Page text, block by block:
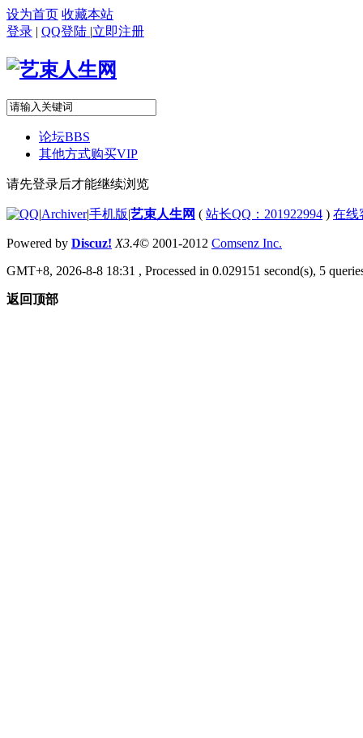
设为首页 收藏本站
登录 | QQ登陆 |立即注册
论坛BBS
其他方式购买VIP
请先登录后才能继续浏览
|Archiver|手机版|艺束人生网 ( 站长QQ：201922994 ) 在线
Powered by Discuz! X3.4© 2001-2012 Comsenz Inc.
GMT+8, 2026-8-8 18:31 , Processed in 0.029151 second(s), 5
返回顶部